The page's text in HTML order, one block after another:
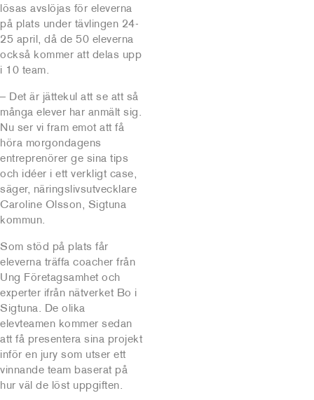
lösas avslöjas för eleverna
på plats under tävlingen 24-
25 april, då de 50 eleverna
också kommer att delas upp
i 10 team.
– Det är jättekul att se att så
många elever har anmält sig.
Nu ser vi fram emot att få
höra morgondagens
entreprenörer ge sina tips
och idéer i ett verkligt case,
säger, näringslivsutvecklare
Caroline Olsson, Sigtuna
kommun.
Som stöd på plats får
eleverna träffa coacher från
Ung Företagsamhet och
experter ifrån nätverket Bo i
Sigtuna. De olika
elevteamen kommer sedan
att få presentera sina projekt
inför en jury som utser ett
vinnande team baserat på
hur väl de löst uppgiften.